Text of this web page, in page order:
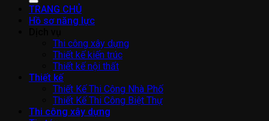
TRANG CHỦ
Hồ sơ năng lực
Thi công xây dựng
Thiết kế kiến trúc
Thiết kế nội thất
Thiết kế
Thiết Kế Thi Công Nhà Phố
Thiết Kế Thi Công Biệt Thự
Thi công xây dựng